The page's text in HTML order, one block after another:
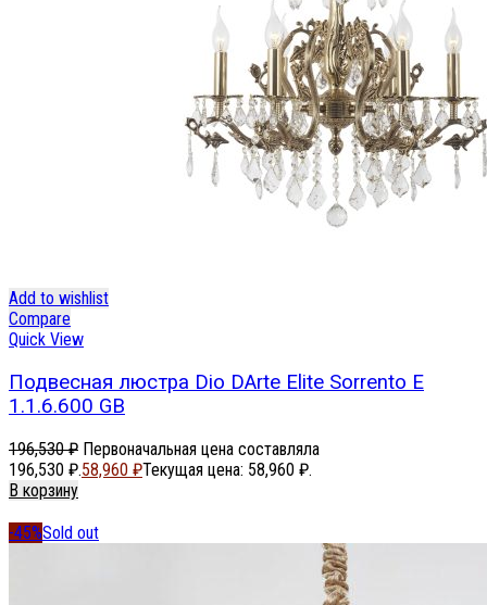
Add to wishlist
Compare
Quick View
Подвесная люстра Dio DArte Elite Sorrento E
1.1.6.600 GB
196,530₽ Первоначальная цена составляла
196,530 ₽.58,960 ₽Текущая цена: 58,960 ₽.
В корзину
-45%Sold out